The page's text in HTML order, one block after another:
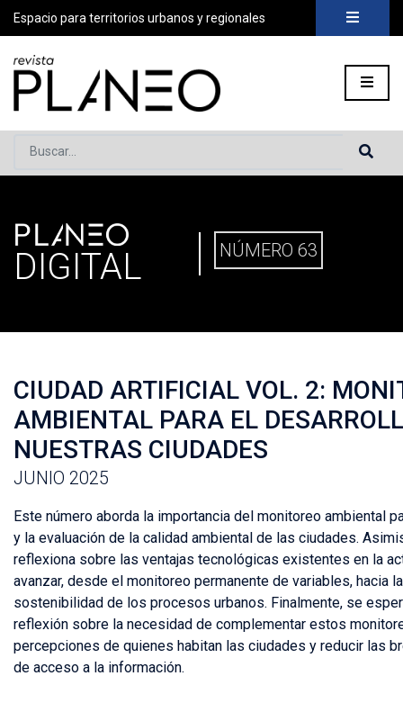
Espacio para territorios urbanos y regionales
Buscar...
PORTADA »PLANEO DIGITAL »PLANEO 63 | CIUDAD
PLANEO
DIGITAL
NÚMERO 63
CIUDAD ARTIFICIAL VOL. 2:
AMBIENTAL PARA EL
NUESTRAS CIUDADES
JUNIO 2025
Este número aborda la importancia del monitoreo ambiental
y la evaluación de la calidad ambiental de las ciudades.
reflexiona sobre las ventajas tecnológicas existentes en la
avanzar, desde el monitoreo permanente de variables, hacia
sostenibilidad de los procesos urbanos. Finalmente, se
reflexión sobre la necesidad de complementar estos
percepciones de quienes habitan las ciudades y reducir las
de acceso a la información.